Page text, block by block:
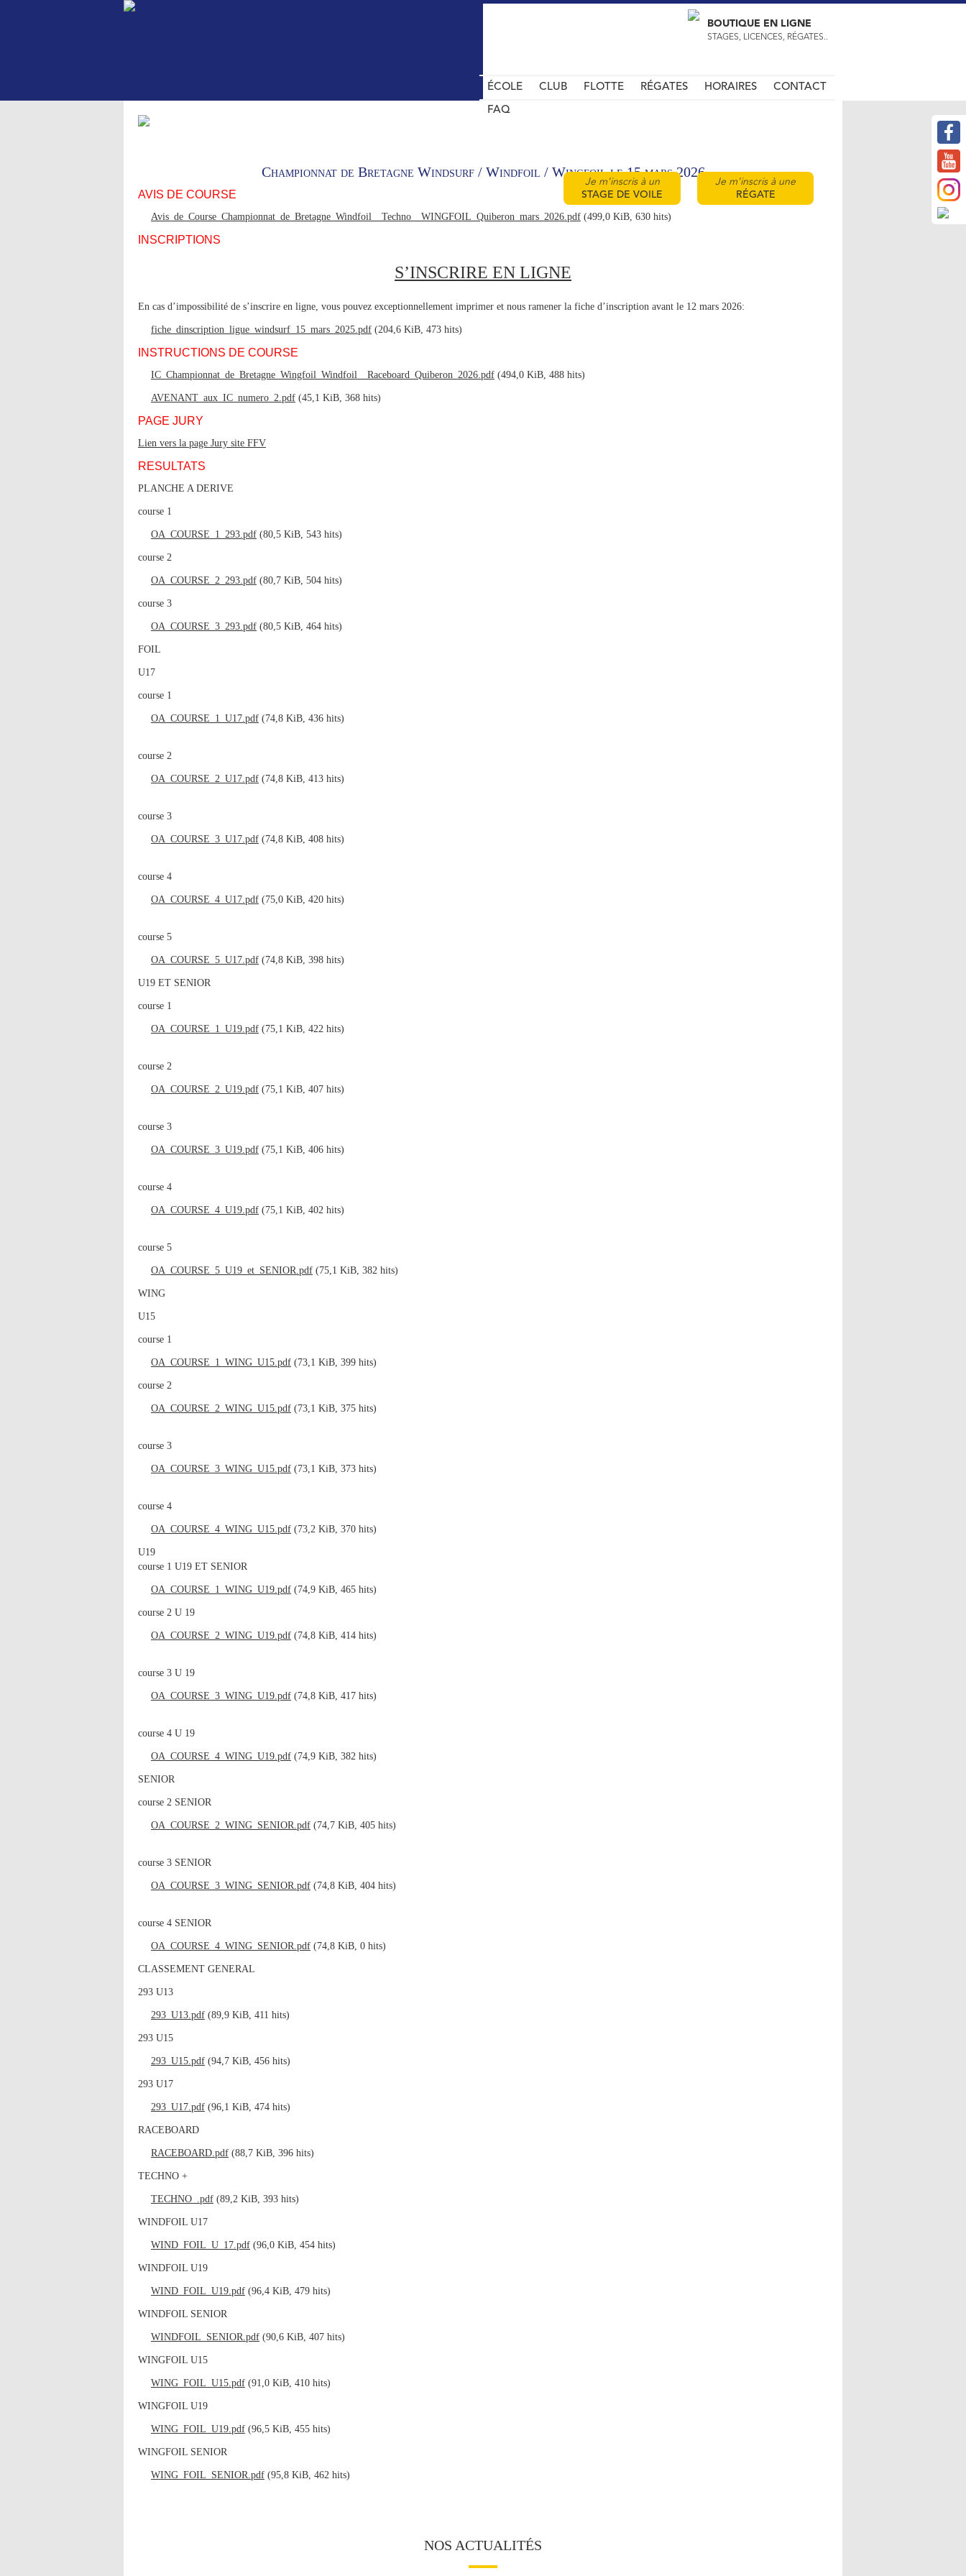
BOUTIQUE EN LIGNE
STAGES, LICENCES, RÉGATES..
ÉCOLE CLUB FLOTTE RÉGATES HORAIRES CONTACT
FAQ
Je m'inscris à un
STAGE DE VOILE
Je m'inscris à une
RÉGATE
Championnat de Bretagne Windsurf / Windfoil / Wingfoil le 15 mars 2026
AVIS DE COURSE
Avis_de_Course_Championnat_de_Bretagne_Windfoil__Techno__WINGFOIL_Quiberon_mars_2026.pdf (499,0 KiB, 630 hits)
INSCRIPTIONS
S’INSCRIRE EN LIGNE
En cas d’impossibilité de s’inscrire en ligne, vous pouvez exceptionnellement imprimer et nous ramener la fiche d’inscription avant le 12 mars 2026:
fiche_dinscription_ligue_windsurf_15_mars_2025.pdf (204,6 KiB, 473 hits)
INSTRUCTIONS DE COURSE
IC_Championnat_de_Bretagne_Wingfoil_Windfoil__Raceboard_Quiberon_2026.pdf (494,0 KiB, 488 hits)
AVENANT_aux_IC_numero_2.pdf (45,1 KiB, 368 hits)
PAGE JURY
Lien vers la page Jury site FFV
RESULTATS
PLANCHE A DERIVE
course 1
OA_COURSE_1_293.pdf (80,5 KiB, 543 hits)
course 2
OA_COURSE_2_293.pdf (80,7 KiB, 504 hits)
course 3
OA_COURSE_3_293.pdf (80,5 KiB, 464 hits)
FOIL
U17
course 1
OA_COURSE_1_U17.pdf (74,8 KiB, 436 hits)
course 2
OA_COURSE_2_U17.pdf (74,8 KiB, 413 hits)
course 3
OA_COURSE_3_U17.pdf (74,8 KiB, 408 hits)
course 4
OA_COURSE_4_U17.pdf (75,0 KiB, 420 hits)
course 5
OA_COURSE_5_U17.pdf (74,8 KiB, 398 hits)
U19 ET SENIOR
course 1
OA_COURSE_1_U19.pdf (75,1 KiB, 422 hits)
course 2
OA_COURSE_2_U19.pdf (75,1 KiB, 407 hits)
course 3
OA_COURSE_3_U19.pdf (75,1 KiB, 406 hits)
course 4
OA_COURSE_4_U19.pdf (75,1 KiB, 402 hits)
course 5
OA_COURSE_5_U19_et_SENIOR.pdf (75,1 KiB, 382 hits)
WING
U15
course 1
OA_COURSE_1_WING_U15.pdf (73,1 KiB, 399 hits)
course 2
OA_COURSE_2_WING_U15.pdf (73,1 KiB, 375 hits)
course 3
OA_COURSE_3_WING_U15.pdf (73,1 KiB, 373 hits)
course 4
OA_COURSE_4_WING_U15.pdf (73,2 KiB, 370 hits)
U19
course 1 U19 ET SENIOR
OA_COURSE_1_WING_U19.pdf (74,9 KiB, 465 hits)
course 2 U 19
OA_COURSE_2_WING_U19.pdf (74,8 KiB, 414 hits)
course 3 U 19
OA_COURSE_3_WING_U19.pdf (74,8 KiB, 417 hits)
course 4 U 19
OA_COURSE_4_WING_U19.pdf (74,9 KiB, 382 hits)
SENIOR
course 2 SENIOR
OA_COURSE_2_WING_SENIOR.pdf (74,7 KiB, 405 hits)
course 3 SENIOR
OA_COURSE_3_WING_SENIOR.pdf (74,8 KiB, 404 hits)
course 4 SENIOR
OA_COURSE_4_WING_SENIOR.pdf (74,8 KiB, 0 hits)
CLASSEMENT GENERAL
293 U13
293_U13.pdf (89,9 KiB, 411 hits)
293 U15
293_U15.pdf (94,7 KiB, 456 hits)
293 U17
293_U17.pdf (96,1 KiB, 474 hits)
RACEBOARD
RACEBOARD.pdf (88,7 KiB, 396 hits)
TECHNO +
TECHNO_.pdf (89,2 KiB, 393 hits)
WINDFOIL U17
WIND_FOIL_U_17.pdf (96,0 KiB, 454 hits)
WINDFOIL U19
WIND_FOIL_U19.pdf (96,4 KiB, 479 hits)
WINDFOIL SENIOR
WINDFOIL_SENIOR.pdf (90,6 KiB, 407 hits)
WINGFOIL U15
WING_FOIL_U15.pdf (91,0 KiB, 410 hits)
WINGFOIL U19
WING_FOIL_U19.pdf (96,5 KiB, 455 hits)
WINGFOIL SENIOR
WING_FOIL_SENIOR.pdf (95,8 KiB, 462 hits)
NOS ACTUALITÉS